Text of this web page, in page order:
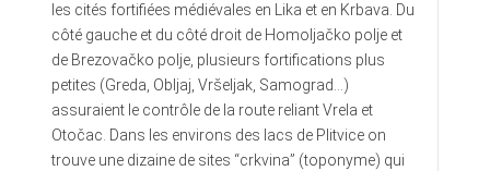
les cités fortifiées médiévales en Lika et en Krbava. Du
côté gauche et du côté droit de Homoljačko polje et
de Brezovačko polje, plusieurs fortifications plus
petites (Greda, Obljaj, Vršeljak, Samograd…)
assuraient le contrôle de la route reliant Vrela et
Otočac. Dans les environs des lacs de Plitvice on
trouve une dizaine de sites “crkvina” (toponyme) qui